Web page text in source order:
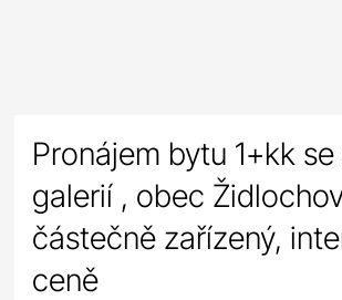
Pronájem bytu 1+kk
galerií , obec
částečně zařízený,
ceně